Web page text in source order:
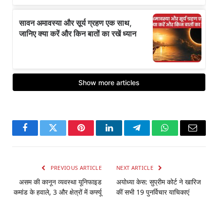
FacebookTwitter PinterestLinkedInTelegramWhatsApp
Email
PREVIOUS ARTICLE
असम की कानून व्यवस्था यूनिफाइड
कमांड के हवाले, 3 और क्षेत्रों में कर्फ्यू
NEXT ARTICLE
अयोध्या केस: सुप्रीम कोर्ट ने खारिज
कीं सभी 19 पुनर्विचार याचिकाएं